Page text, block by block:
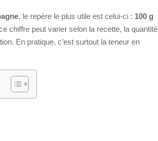
, le repère le plus utile est celui-ci : 100 g
chiffre peut varier selon la recette, la quantité
En pratique, c’est surtout la teneur en